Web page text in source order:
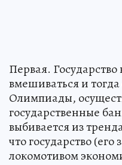
Первая.
вмешиваться и
Олимпиады,
государственные
выбивается из
что государство (его
локомотивом